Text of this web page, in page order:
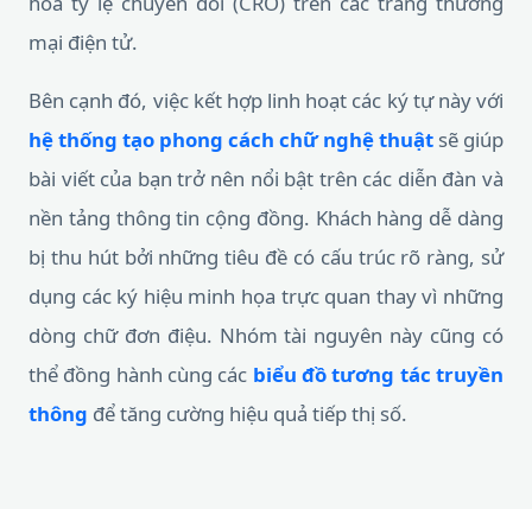
mại điện tử.
Bên cạnh đó, việc kết hợp linh hoạt các ký tự này với
hệ thống tạo phong cách chữ nghệ thuật sẽ giúp
bài viết của bạn trở nên nổi bật trên các diễn đàn và
nền tảng thông tin cộng đồng. Khách hàng dễ dàng
bị thu hút bởi những tiêu đề có cấu trúc rõ ràng, sử
dụng các ký hiệu minh họa trực quan thay vì những
dòng chữ đơn điệu. Nhóm tài nguyên này cũng có
thể đồng hành cùng các biểu đồ tương tác truyền
thông để tăng cường hiệu quả tiếp thị số.